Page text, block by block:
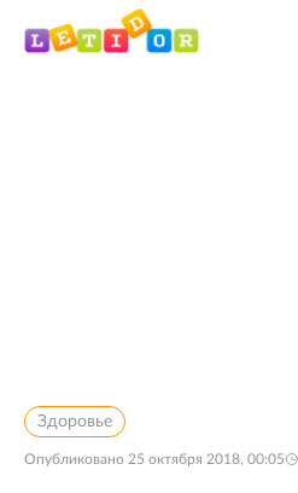
Здоровье
Опубликовано 25 октября 2018, 00:05